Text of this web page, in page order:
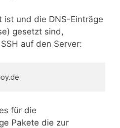
ist und die DNS-Einträge
gesetzt sind,
auf den Server:
für die
Pakete die zur